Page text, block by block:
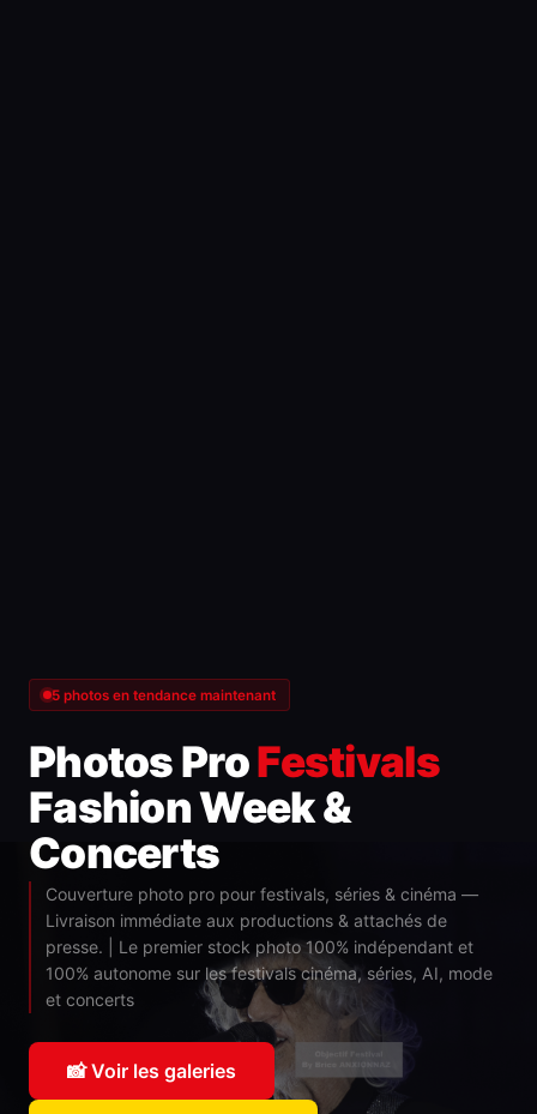
5 photos en tendance maintenant
Photos ProFestivals
Fashion Week &
Concerts
Couverture photo pro pour festivals, séries & cinéma —
Livraison immédiate aux productions & attachés de
presse. | Le premier stock photo 100% indépendant et
100% autonome sur les festivals cinéma, séries, AI, mode
et concerts
📸 Voir les galeries